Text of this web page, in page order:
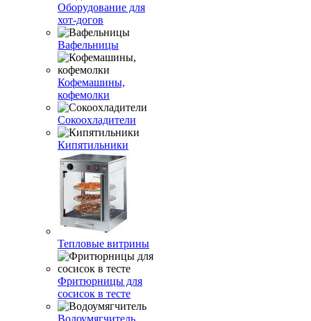
Оборудование для
хот-догов
Вафельницы
Кофемашины,
кофемолки
Сокоохладители
Кипятильники
Тепловые витрины
Фритюрницы для
сосисок в тесте
Водоумягчитель